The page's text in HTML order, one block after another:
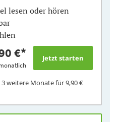
lesen oder hören
€*
3 weitere Monate für9,90 €